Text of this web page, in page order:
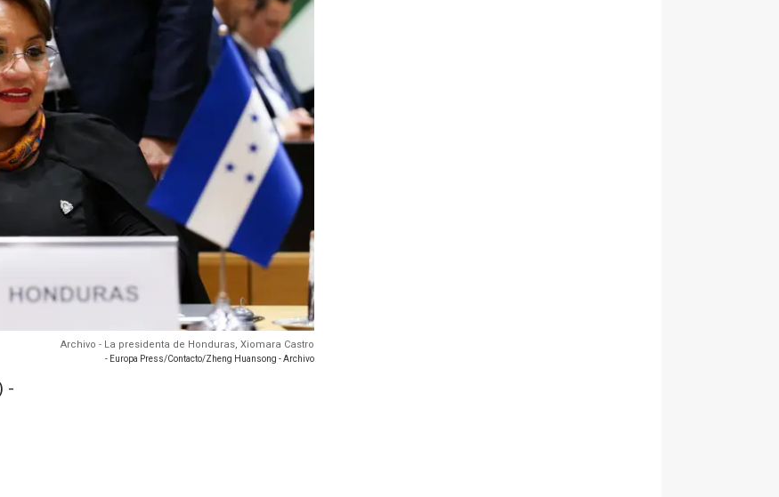
Archivo - La presidenta de Honduras, Xiomara Castro
- Europa Press/Contacto/Zheng Huansong - Archivo
-